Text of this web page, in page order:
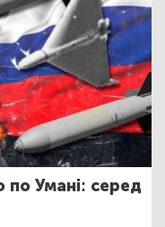
по Умані: серед